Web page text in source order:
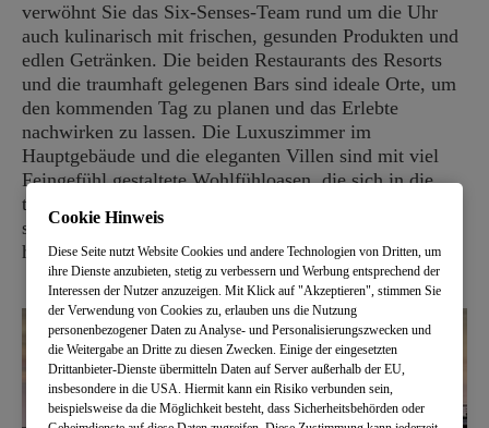
verwöhnt Sie das Six-Senses-Team rund um die Uhr
auch kulinarisch mit frischen, gesunden Produkten und
edlen Getränken. Die beiden Restaurants des Resorts
und die traumhaft gelegenen Bars sind ideale Orte, um
den kommenden Tag zu planen und das Erlebte
nachwirken zu lassen. Die Luxuszimmer im
Hauptgebäude und die eleganten Villen sind mit viel
Feingefühl gestaltete Wohlfühloasen, die sich in die
typische Ägäis-Szenerie mit feinsandigen Buchten,
schroffen Felsen und der lieblichen Vegetation
harmonisch einfügen.
Cookie Hinweis
Diese Seite nutzt Website Cookies und andere Technologien von Dritten, um
ihre Dienste anzubieten, stetig zu verbessern und Werbung entsprechend der
Interessen der Nutzer anzuzeigen. Mit Klick auf "Akzeptieren", stimmen Sie
der Verwendung von Cookies zu, erlauben uns die Nutzung
personenbezogener Daten zu Analyse- und Personalisierungszwecken und
die Weitergabe an Dritte zu diesen Zwecken. Einige der eingesetzten
Drittanbieter-Dienste übermitteln Daten auf Server außerhalb der EU,
insbesondere in die USA. Hiermit kann ein Risiko verbunden sein,
beispielsweise da die Möglichkeit besteht, dass Sicherheitsbehörden oder